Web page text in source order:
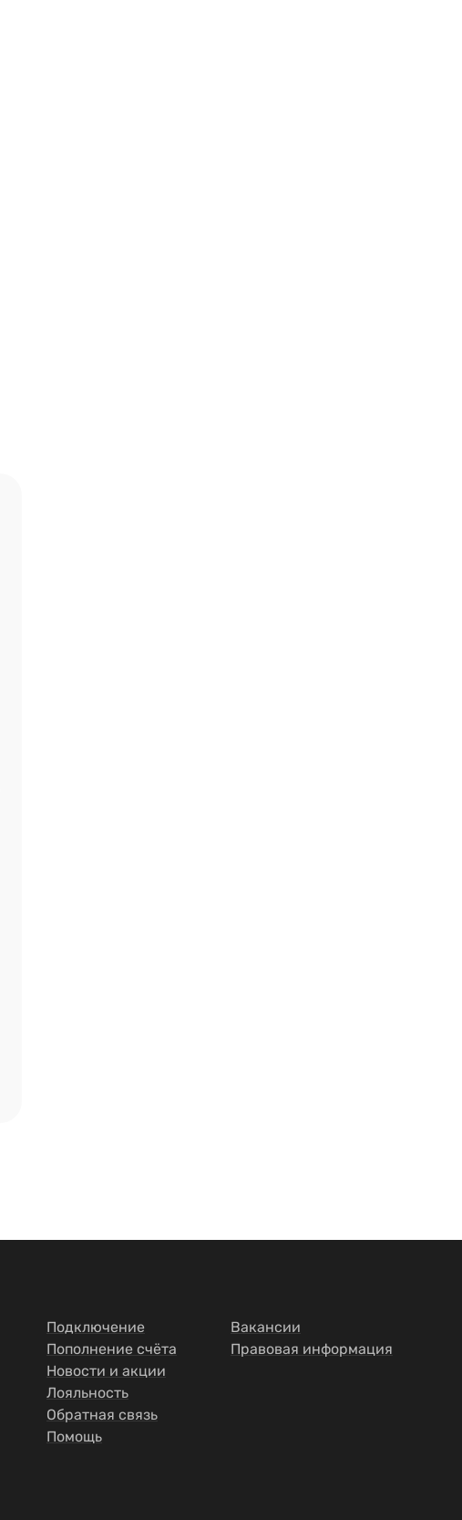
Подключение
Пополнение счёта
Новости и акции
Лояльность
Обратная связь
Помощь
Вакансии
Правовая информация